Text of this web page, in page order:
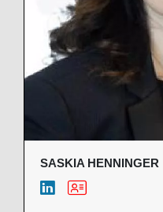
SASKIA HENNINGER